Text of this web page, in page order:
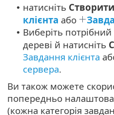
• натисніть Створити
клієнта або
• Виберіть
дереві й натисніть
Завдання клієнта
сервера.
Ви також можете
попередньо
(кожна категорія